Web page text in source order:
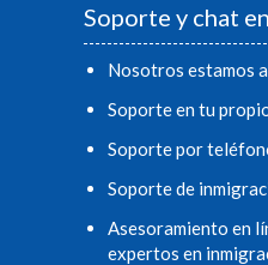
Soporte y chat
Nosotros estamos
Soporte en tu
Soporte por
Soporte de
Asesoramiento en
expertos en